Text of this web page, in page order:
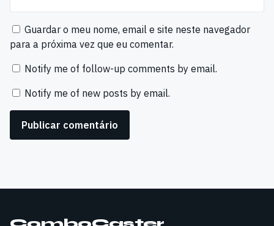
Guardar o meu nome, email e site neste navegador
para a próxima vez que eu comentar.
Notify me of follow-up comments by email.
Notify me of new posts by email.